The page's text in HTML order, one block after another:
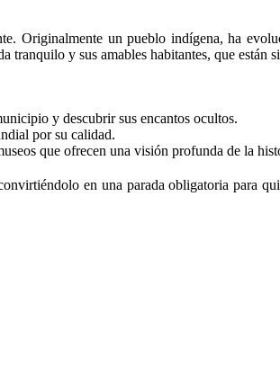
Originalmente un pueblo indígena, ha
y sus amables habitantes, que están
y descubrir sus encantos ocultos.
por su calidad.
que ofrecen una visión profunda de la
en una parada obligatoria para